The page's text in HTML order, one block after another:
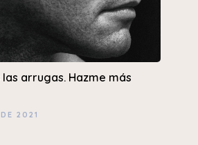
las arrugas. Hazme más
2021